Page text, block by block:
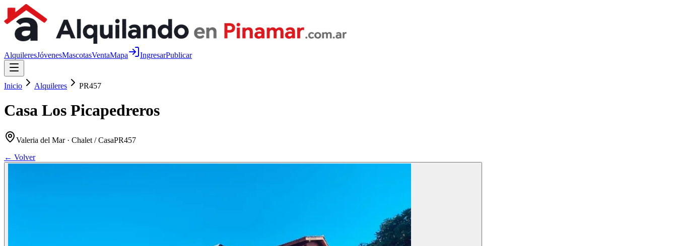
AlquileresJóvenesMascotasVentaMapa IngresarPublicar
Inicio Alquileres PR457
Casa Los Picapedreros
Valeria del Mar· Chalet / CasaPR457
← Volver